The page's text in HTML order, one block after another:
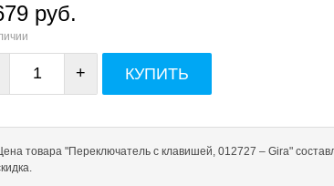
руб.
+ КУПИТЬ
товара "Переключатель с клавишей, 012727 – Gira"